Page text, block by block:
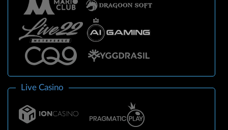
Live Casino